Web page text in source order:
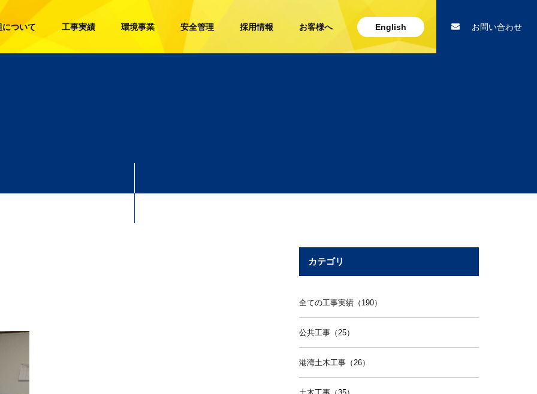
ついて 工事実績 環境事業 安全管理 採用情報 お客様へ English お問い合わせ
カテゴリ
全ての工事実績（190）
公共工事（25）
港湾土木工事（26）